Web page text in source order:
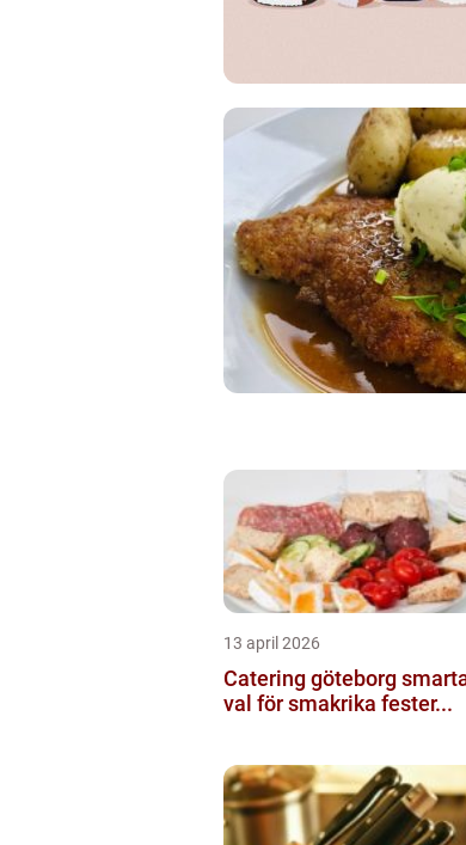
13 april 2026
Catering göteborg smarta
val för smakrika fester...